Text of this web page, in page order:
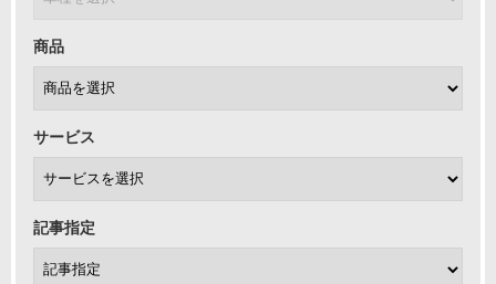
商品
サービス
記事指定